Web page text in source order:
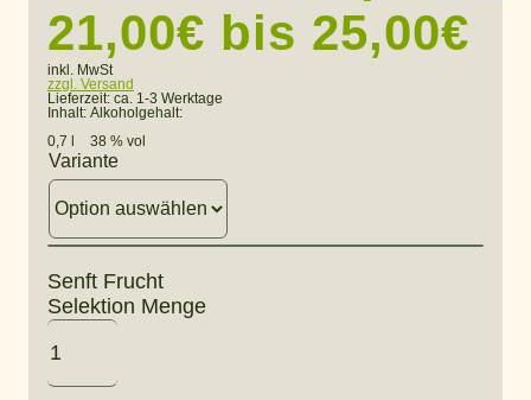
21,00€ bis 25,00€
inkl. MwSt
zzgl. Versand
Lieferzeit: ca. 1-3 Werktage
Inhalt:
0,7 l
Alkoholgehalt:
38 % vol
Variante
Senft Frucht
Selektion Menge